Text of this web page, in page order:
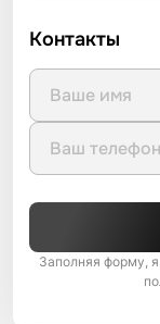
Контакты
Заполняя форму,